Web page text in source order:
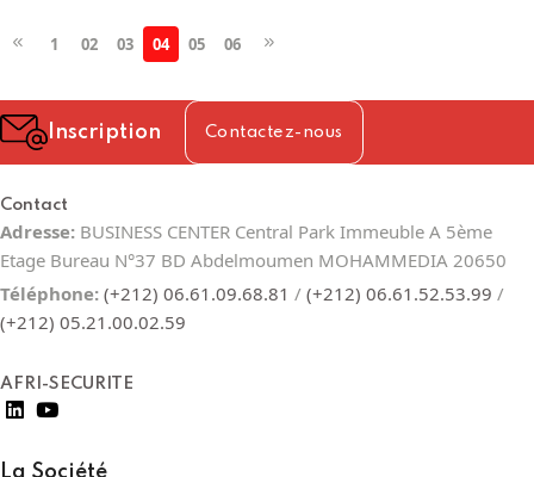
1 02 03 04 05 06
Inscription Contactez-nous
Contact
Adresse: BUSINESS CENTER Central Park Immeuble A 5ème
Etage Bureau N°37 BD Abdelmoumen MOHAMMEDIA 20650
Téléphone: (+212) 06.61.09.68.81 / (+212) 06.61.52.53.99 /
(+212) 05.21.00.02.59
AFRI-SECURITE
La Société